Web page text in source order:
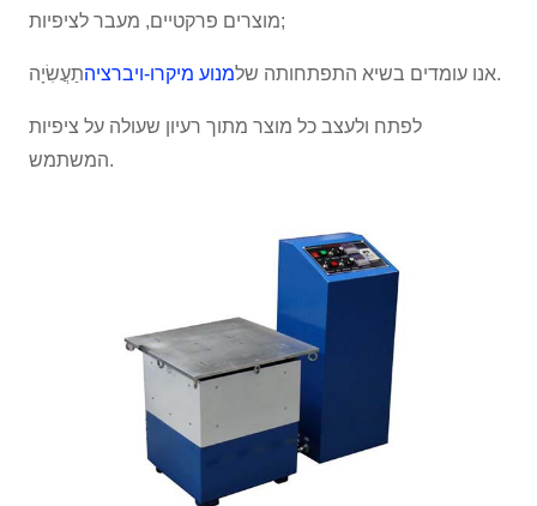
מוצרים פרקטיים, מעבר לציפיות;
אנו עומדים בשיא התפתחותה שלמנוע מיקרו-ויברציה תַעֲשִׂיָה.
לפתח ולעצב כל מוצר מתוך רעיון שעולה על ציפיות
המשתמש.